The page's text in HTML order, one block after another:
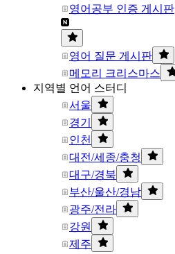
영어공부 인증 게시판
영어 질문 게시판
메모리 크리스마스
지역별 언어 스터디
서울
경기
인천
대전/세종/충청
대구/경북
부산/울산/경남
광주/전라
강원
제주